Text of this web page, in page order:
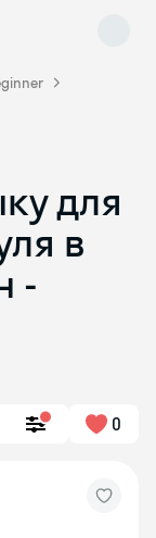
для
в
-
0